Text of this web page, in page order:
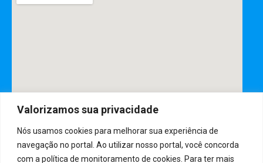
Valorizamos sua privacidade
Nós usamos cookies para melhorar sua experiência de
navegação no portal. Ao utilizar nosso portal, você concorda
com a política de monitoramento de cookies. Para ter mais
DESENVOLVIDO POR CR2
Muito mais quecriar siteousistema para prefeituras!